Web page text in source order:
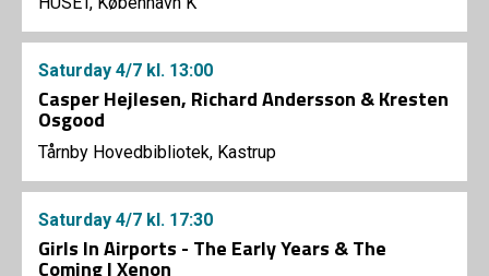
Saturday 4/7 kl. 13:00
Casper Hejlesen, Richard Andersson & Kresten
Osgood
Tårnby Hovedbibliotek, Kastrup
Saturday 4/7 kl. 17:30
Girls In Airports - The Early Years & The
Coming | Xenon